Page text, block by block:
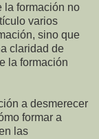
la formación no
varios
sino que
claridad de
la formación
a desmerecer
formar a
las